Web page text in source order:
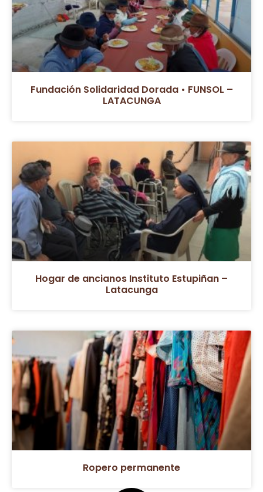
Fundación Solidaridad Dorada • FUNSOL –
LATACUNGA
Hogar de ancianos Instituto Estupiñan –
Latacunga
Ropero permanente